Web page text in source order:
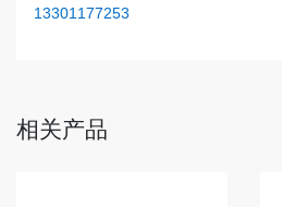
13301177253
相关产品